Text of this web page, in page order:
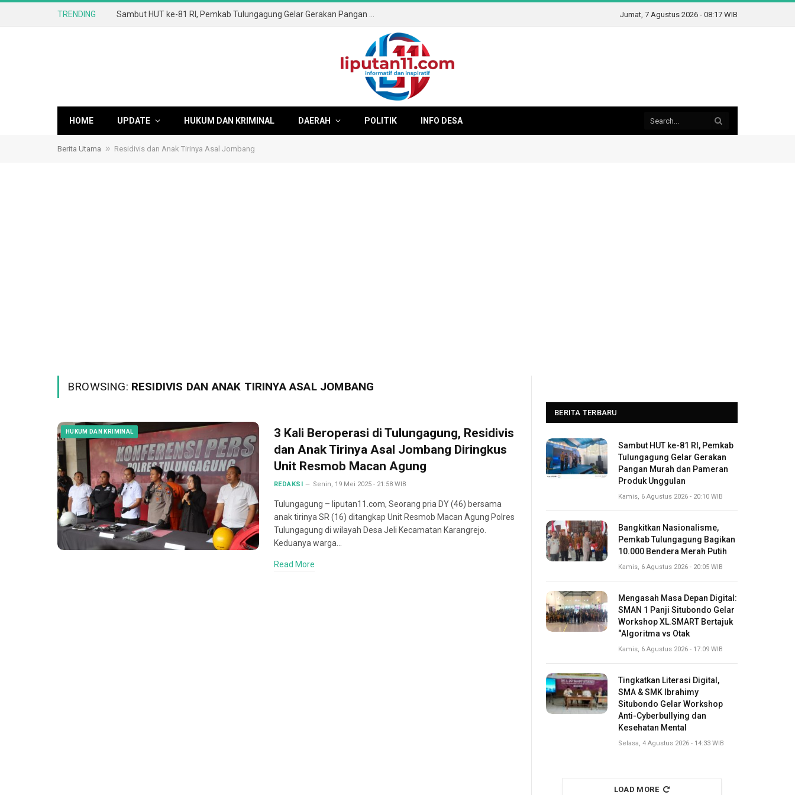
TRENDING Jumat, 7 Agustus 2026 - 08:17 WIB
HOME UPDATE HUKUM DAN KRIMINAL DAERAH POLITIK INFO DESA
Berita Utama » Residivis dan Anak Tirinya Asal Jombang
BROWSING: RESIDIVIS DAN ANAK TIRINYA ASAL JOMBANG
HUKUM DAN KRIMINAL
3 Kali Beroperasi di Tulungagung, Residivis
dan Anak Tirinya Asal Jombang Diringkus
Unit Resmob Macan Agung
REDAKSI Senin, 19 Mei 2025 - 21:58 WIB
Tulungagung – liputan11.com, Seorang pria DY (46) bersama
anak tirinya SR (16) ditangkap Unit Resmob Macan Agung Polres
Tulungagung di wilayah Desa Jeli Kecamatan Karangrejo.
Keduanya warga…
Read More
BERITA TERBARU
Sambut HUT ke-81 RI, Pemkab
Tulungagung Gelar Gerakan
Pangan Murah dan Pameran
Produk Unggulan
Kamis, 6 Agustus 2026 - 20:10 WIB
Bangkitkan Nasionalisme,
Pemkab Tulungagung Bagikan
10.000 Bendera Merah Putih
Kamis, 6 Agustus 2026 - 20:05 WIB
Mengasah Masa Depan Digital:
SMAN 1 Panji Situbondo Gelar
Workshop XL.SMART Bertajuk
“Algoritma vs Otak
Kamis, 6 Agustus 2026 - 17:09 WIB
Tingkatkan Literasi Digital,
SMA & SMK Ibrahimy
Situbondo Gelar Workshop
Anti-Cyberbullying dan
Kesehatan Mental
Selasa, 4 Agustus 2026 - 14:33 WIB
LOAD MORE